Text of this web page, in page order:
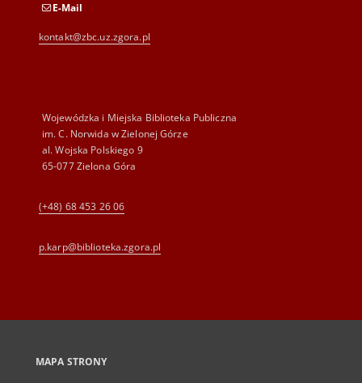
E-Mail
kontakt@zbc.uz.zgora.pl
Wojewódzka i Miejska Biblioteka Publiczna
im. C. Norwida w Zielonej Górze
al. Wojska Polskiego 9
65-077 Zielona Góra
(+48) 68 453 26 06
p.karp@biblioteka.zgora.pl
MAPA STRONY